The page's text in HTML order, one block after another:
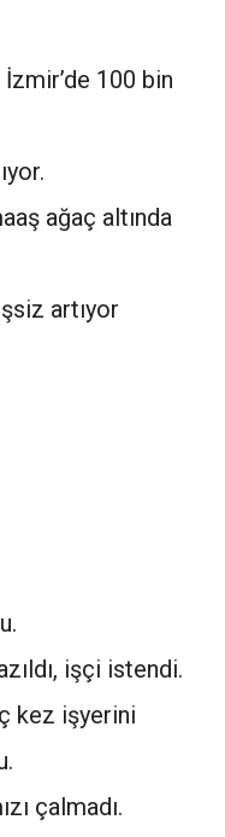
100 bin
ağaç altında
artıyor
işçi istendi.
kez işyerini
çalmadı.